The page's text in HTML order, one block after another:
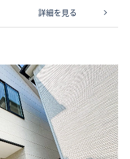
詳細を見る